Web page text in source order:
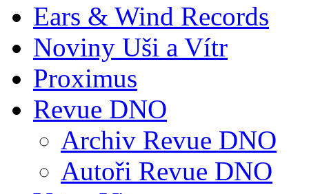
Ears & Wind Records
Noviny Uši a Vítr
Proximus
Revue DNO
Archiv Revue DNO
Autoři Revue DNO